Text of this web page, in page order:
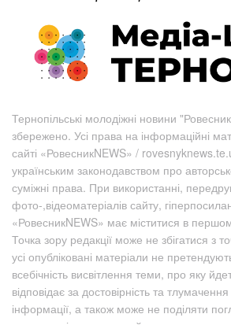
Тернопільські молодіжні новини
збережено. Усі права на інформаційні
сайті «РовесникNEWS» /
українським законодавством про
суміжні права. При використанні,
фото-,відеоматеріалів сайту,
«РовесникNEWS» має міститися в
Точка зору редакції може не збігатися з
усі опубліковані матеріали не
всебічність висвітлення теми, про яку
відповідає за достовірність та
інформації, а також може не поділяти